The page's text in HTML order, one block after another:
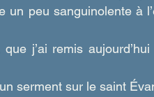
un peu sanguinolente à
j’ai remis
serment sur le saint